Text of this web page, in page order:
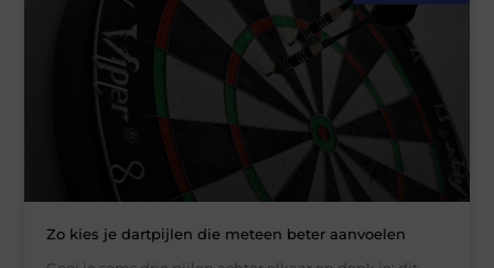
Zo kies je dartpijlen die meteen beter aanvoelen